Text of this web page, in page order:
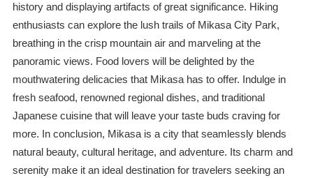
history and displaying artifacts of great significance. Hiking
enthusiasts can explore the lush trails of Mikasa City Park,
breathing in the crisp mountain air and marveling at the
panoramic views. Food lovers will be delighted by the
mouthwatering delicacies that Mikasa has to offer. Indulge in
fresh seafood, renowned regional dishes, and traditional
Japanese cuisine that will leave your taste buds craving for
more. In conclusion, Mikasa is a city that seamlessly blends
natural beauty, cultural heritage, and adventure. Its charm and
serenity make it an ideal destination for travelers seeking an